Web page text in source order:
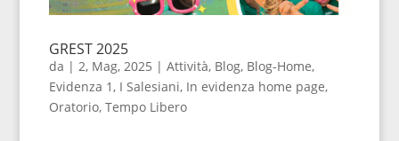
GREST 2025
da | 2, Mag, 2025 | Attività, Blog, Blog-Home,
Evidenza 1, I Salesiani, In evidenza home page,
Oratorio, Tempo Libero